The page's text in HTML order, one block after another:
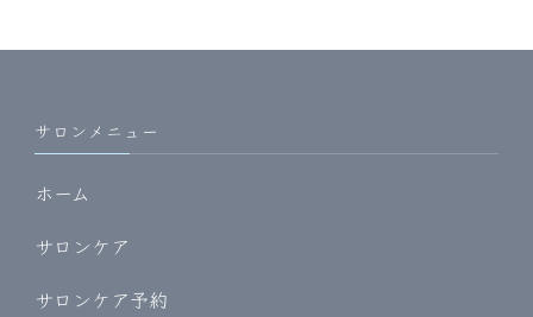
サロンメニュー
ホーム
サロンケア
サロンケア予約